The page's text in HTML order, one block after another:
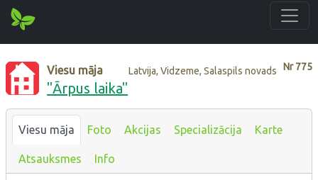
Nr775
Viesu māja Latvija, Vidzeme, Salaspils novads
"Ārpus laika"
Viesu māja Foto Akcijas Specializācija Karte
Atsauksmes Info